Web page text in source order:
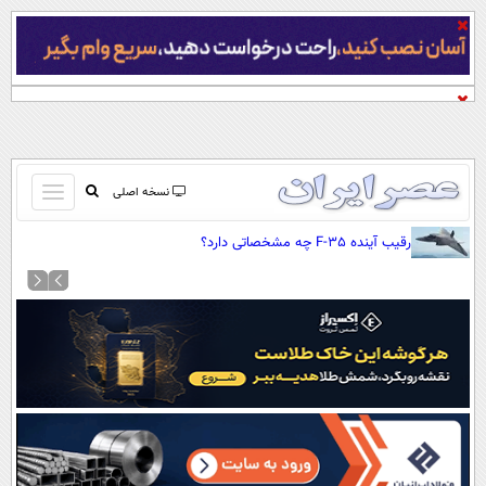
نسخه اصلی
باز
و
کردن
منو
صفحه اول
آرشیو
نظرسنجی
آب و هوا
اوقات شرعی
سواد زندگی
رقیب آینده F-35 چه مشخصاتی دارد؟